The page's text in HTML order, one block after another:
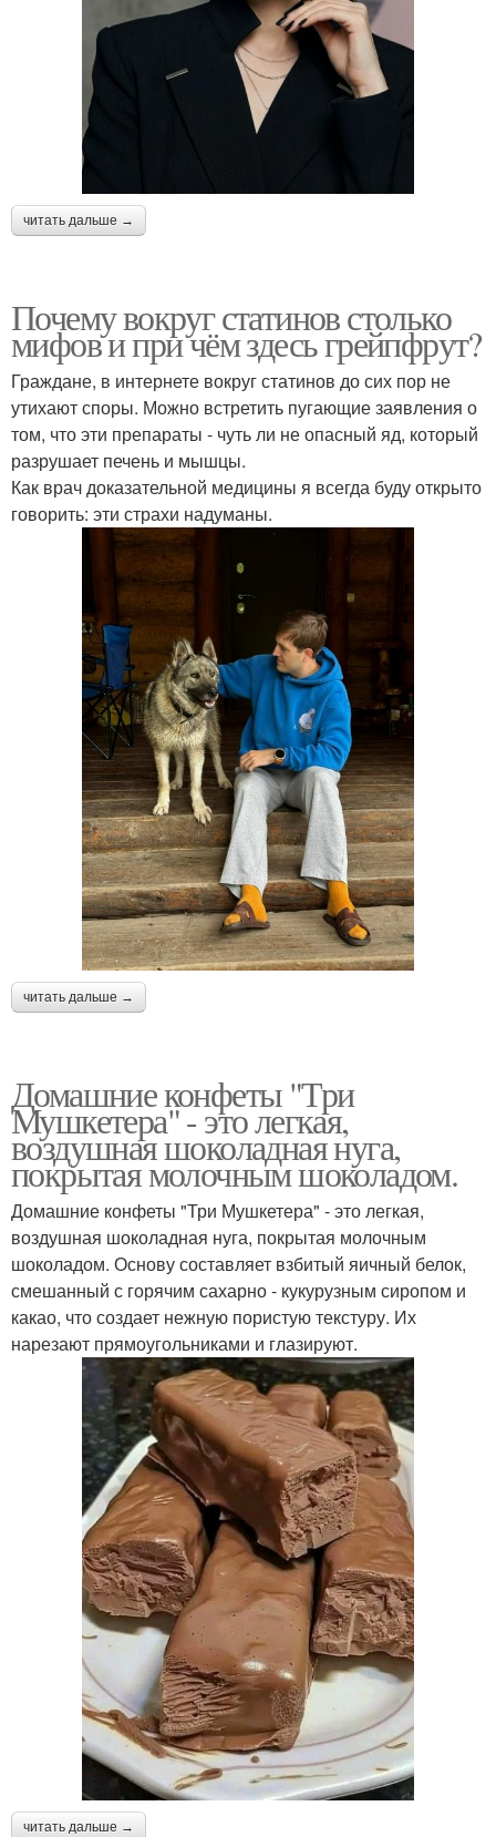
читать дальше →
Почему вокруг статинов столько
мифов и при чём здесь грейпфрут?
Граждане, в интернете вокруг статинов до сих пор не
утихают споры. Можно встретить пугающие заявления о
том, что эти препараты - чуть ли не опасный яд, который
разрушает печень и мышцы.
Как врач доказательной медицины я всегда буду открыто
говорить: эти страхи надуманы.
читать дальше →
Домашние конфеты "Три
Мушкетера" - это легкая,
воздушная шоколадная нуга,
покрытая молочным шоколадом.
Домашние конфеты "Три Мушкетера" - это легкая,
воздушная шоколадная нуга, покрытая молочным
шоколадом. Основу составляет взбитый яичный белок,
смешанный с горячим сахарно - кукурузным сиропом и
какао, что создает нежную пористую текстуру. Их
нарезают прямоугольниками и глазируют.
читать дальше →